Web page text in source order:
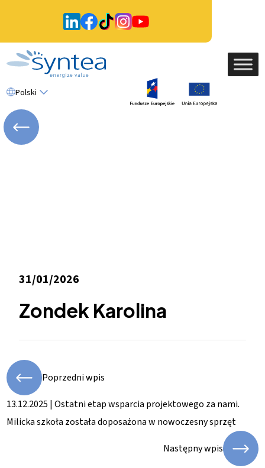
Polski
31/01/2026
Zondek Karolina
Poprzedni wpis
13.12.2025 | Ostatni etap wsparcia projektowego za nami.
Milicka szkoła została doposażona w nowoczesny sprzęt
Następny wpis